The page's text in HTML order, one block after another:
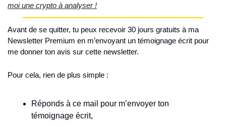
moi une crypto à analyser !
Avant de se quitter, tu peux recevoir 30 jours gratuits à ma
Newsletter Premium en m’envoyant un témoignage écrit pour
me donner ton avis sur cette newsletter.
Pour cela, rien de plus simple :
Réponds à ce mail pour m’envoyer ton
témoignage écrit,